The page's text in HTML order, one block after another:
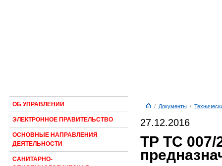
ОБ УПРАВЛЕНИИ
ЭЛЕКТРОННОЕ ПРАВИТЕЛЬСТВО
ОСНОВНЫЕ НАПРАВЛЕНИЯ
ДЕЯТЕЛЬНОСТИ
САНИТАРНО-
/ Документы/
27.12.2016
ТР ТС 007/